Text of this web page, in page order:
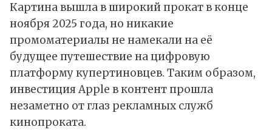
Картина вышла в широкий прокат в конце
ноября 2025 года, но никакие
промоматериалы не намекали на её
будущее путешествие на цифровую
платформу купертиновцев. Таким образом,
инвестиция Apple в контент прошла
незаметно от глаз рекламных служб
кинопроката.